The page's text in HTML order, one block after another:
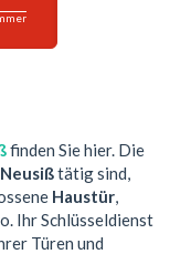
finden Sie hier. Die
Neusißtätig sind,
Haustür,
Ihr Schlüsseldienst
Türen und